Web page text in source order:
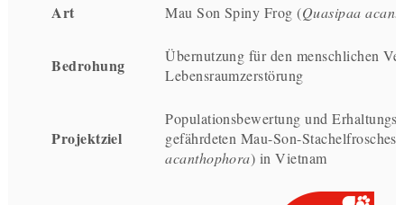
Art Mau Son Spiny Frog (Quasipaa
Bedrohung
Übernutzung für den menschlichen
Lebensraumzerstörung
Projektziel
Populationsbewertung und
gefährdeten Mau-Son-Stachelfrosches
acanthophora) in Vietnam